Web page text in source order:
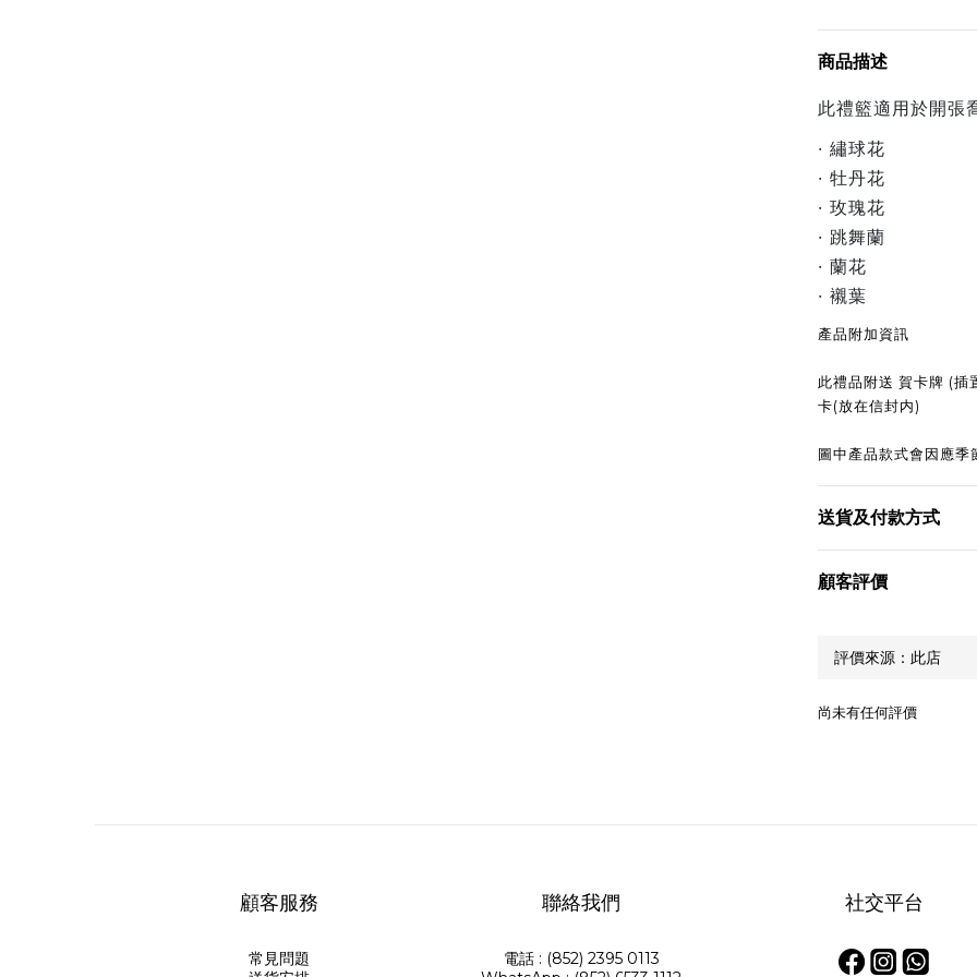
商品描述
此禮籃適用於開
· 繡球花
· 牡丹花
· 玫瑰花
· 跳舞蘭
· 蘭花
· 襯葉
產品附加資訊
此禮品附送 賀卡牌 (
卡(放在信封内)
圖中產品款式會因應季
送貨及付款方式
顧客評價
尚未有任何評價
顧客服務
常見問題
聯絡我們
電話 : (852) 2395 0113
社交平台